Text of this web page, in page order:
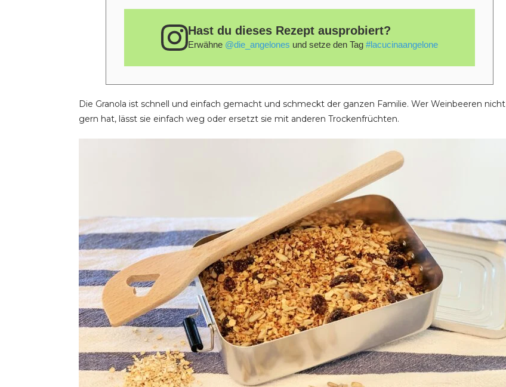
Hast du dieses Rezept ausprobiert?
Erwähne @die_angelones und setze den Tag #lacucinaangelone
Die Granola ist schnell und einfach gemacht und schmeckt der ganzen Familie. Wer Weinbeeren nicht
gern hat, lässt sie einfach weg oder ersetzt sie mit anderen Trockenfrüchten.